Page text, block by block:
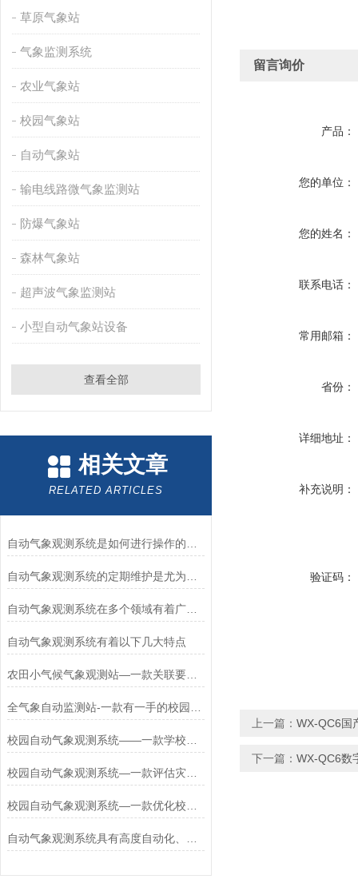
草原气象站
气象监测系统
农业气象站
校园气象站
自动气象站
输电线路微气象监测站
防爆气象站
森林气象站
超声波气象监测站
小型自动气象站设备
查看全部
相关文章
RELATED ARTICLES
自动气象观测系统在多个领域有着广泛的应用
自动气象观测系统有着以下几大特点
农田小气候气象观测站—一款关联要素的农田小气候自动气象观测系统+派+送
校园自动气象观测系统—一款评估灾害影响的校园气象环境监测站2024全境派送
留言询价
产品：
您的单位：
您的姓名：
联系电话：
常用邮箱：
省份：
详细地址：
补充说明：
验证码：
上一篇： WX-QC6国
下一篇： WX-QC6数